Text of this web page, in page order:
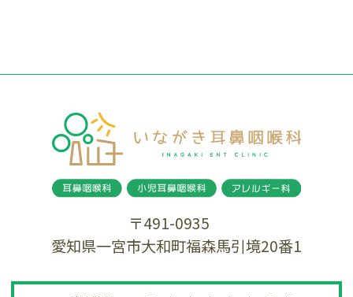
〒491-0935
愛知県一宮市大和町福森馬引境20番1